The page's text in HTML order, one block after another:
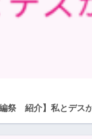
祭 紹介】私とデス